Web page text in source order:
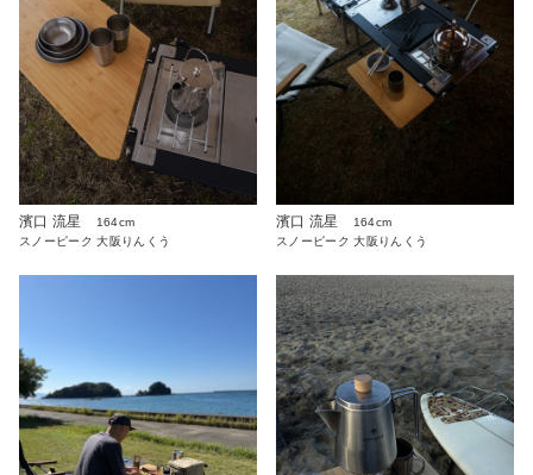
濱口 流星
164cm
スノーピーク 大阪りんくう
濱口 流星
164cm
スノーピーク 大阪りんくう